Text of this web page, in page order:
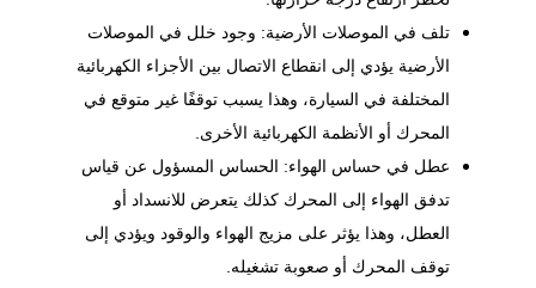
تلف في الموصلات الأرضية: وجود خلل في الموصلات
الأرضية يؤدي إلى انقطاع الاتصال بين الأجزاء الكهربائية
المختلفة في السيارة، وهذا يسبب توقفًا غير متوقع في
المحرك أو الأنظمة الكهربائية الأخرى.
عطل في حساس الهواء: الحساس المسؤول عن قياس
تدفق الهواء إلى المحرك كذلك يتعرض للانسداد أو
العطل، وهذا يؤثر على مزيج الهواء والوقود ويؤدي إلى
توقف المحرك أو صعوبة تشغيله.